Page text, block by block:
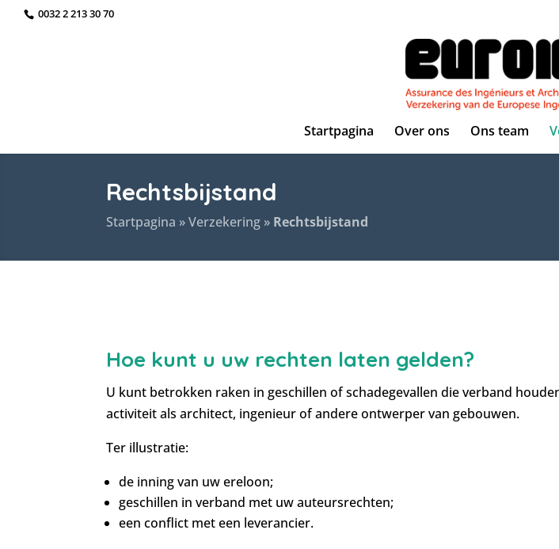
0032 2 213 30 70
Startpagina Over ons Ons team
Rechtsbijstand
Startpagina »Verzekering » Rechtsbijstand
Hoe kunt u uw rechten laten gelden?
U kunt betrokken raken in geschillen of schadegevallen die verband
activiteit als architect, ingenieur of andere ontwerper van gebouwen.
Ter illustratie:
de inning van uw ereloon;
geschillen in verband met uw auteursrechten;
een conflict met een leverancier.